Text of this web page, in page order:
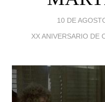
10 DE
XX ANIVERSARIO DE